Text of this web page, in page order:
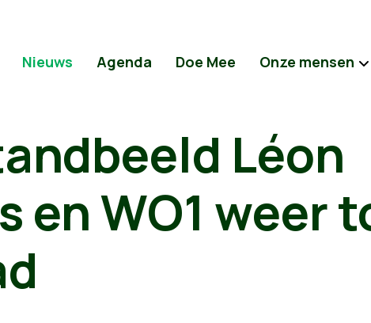
Nieuws Agenda Doe Mee Onze mensen
Léon
en WO1 weer